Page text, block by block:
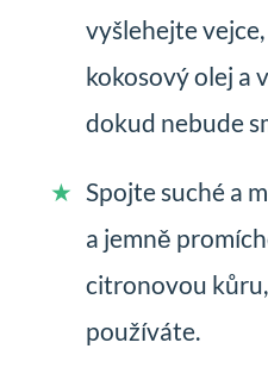
vyšlehejte
kokosový olej a
dokud nebude
Spojte suché a
a jemně
citronovou
používáte.